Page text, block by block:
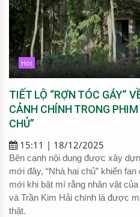
Hot
TIẾT LỘ “RỢN TÓC GÁY”
CẢNH CHÍNH TRONG
CHỦ”
15:11 | 18/12/2025
Bên cạnh nội dung được xây
mới đây, “Nhà hai chủ” khiến
mới khi bật mí rằng nhân vật của
và Trần Kim Hải chính là được
thật.